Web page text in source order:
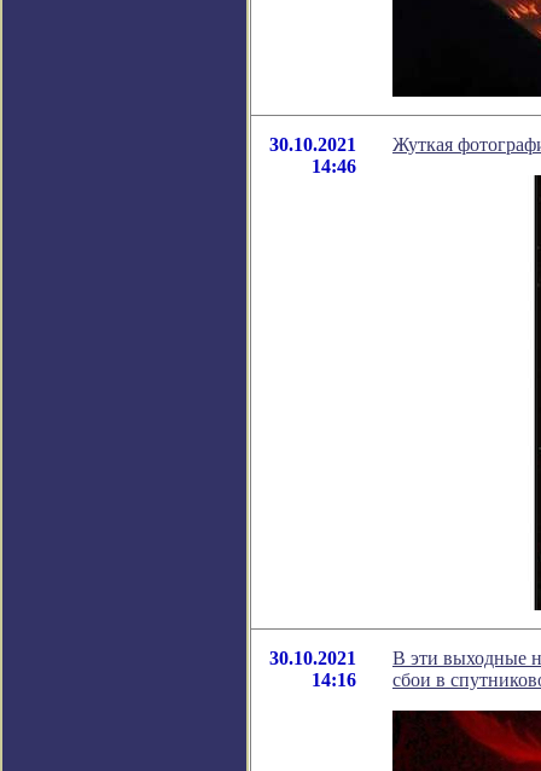
30.10.2021
14:46
Жуткая
30.10.2021
14:16
В эти выходные
сбои в